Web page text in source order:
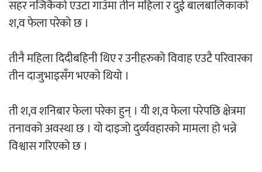
‘ईयुमा डट कम’ले बुधबारदेखि आफ्नो
हलमा छैन ‘गौँथली’को टिकट
सहर नजिकैको एउटा गाउँमा तीन महिला र दुई बालबालिकाको
श,व फेला परेको छ ।
तीनै महिला दिदीबहिनी थिए र उनीहरुको विवाह एउटै परिवारका
तीन दाजुभाइसँग भएको थियो ।
ती श,व शनिबार फेला परेका हुन् । यी श,व फेला परेपछि क्षेत्रमा
तनावको अवस्था छ । यो दाइजो दुर्व्यवहारको मामला हो भन्ने
विश्वास गरिएको छ ।